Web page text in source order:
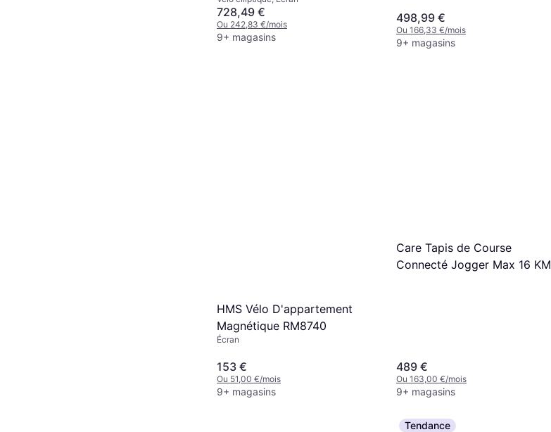
728,49 €
Ou 242,83 €/mois
9+ magasins
498,99 €
Ou 166,33 €/mois
9+ magasins
HMS Vélo D'appartement
Magnétique RM8740
Écran
153 €
Ou 51,00 €/mois
9+ magasins
Care Tapis de Course
Connecté Jogger Max 16 KM
489 €
Ou 163,00 €/mois
9+ magasins
Tendance